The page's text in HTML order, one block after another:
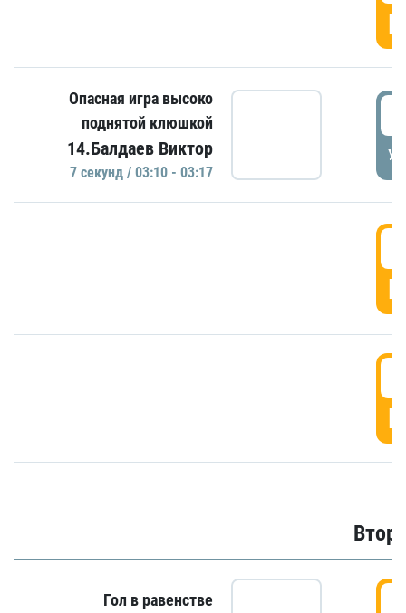
Опасная игра высоко
поднятой клюшкой
14.Балдаев Виктор
7 секунд / 03:10 - 03:17
Гол в равенстве